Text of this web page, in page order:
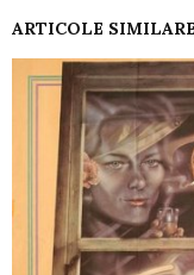
ARTICOLE SIMILARE